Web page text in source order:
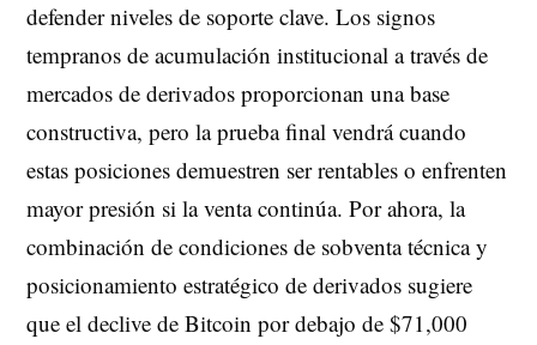
defender niveles de soporte clave. Los signos
tempranos de acumulación institucional a través de
mercados de derivados proporcionan una base
constructiva, pero la prueba final vendrá cuando
estas posiciones demuestren ser rentables o enfrenten
mayor presión si la venta continúa. Por ahora, la
combinación de condiciones de sobventa técnica y
posicionamiento estratégico de derivados sugiere
que el declive de Bitcoin por debajo de $71,000